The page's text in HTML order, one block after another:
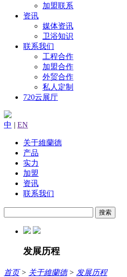
加盟联系
资讯
媒体资讯
卫浴知识
联系我们
工程合作
加盟合作
外贸合作
私人定制
720云展厅
中 | EN
关于維蘭德
产品
实力
加盟
资讯
联系我们
搜索
发展历程
首页> 关于維蘭德> 发展历程